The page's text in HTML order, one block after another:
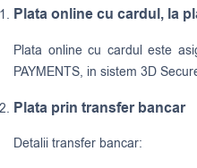
Plata online cu cardul, la
Plata online cu cardul este
PAYMENTS, in sistem 3D
Plata prin transfer bancar
Detalii transfer bancar: